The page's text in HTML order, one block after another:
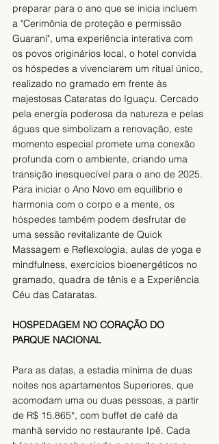
preparar para o ano que se inicia incluem
a "Cerimônia de proteção e permissão
Guarani", uma experiência interativa com
os povos originários local, o hotel convida
os hóspedes a vivenciarem um ritual único,
realizado no gramado em frente às
majestosas Cataratas do Iguaçu. Cercado
pela energia poderosa da natureza e pelas
águas que simbolizam a renovação, este
momento especial promete uma conexão
profunda com o ambiente, criando uma
transição inesquecível para o ano de 2025.
Para iniciar o Ano Novo em equilíbrio e
harmonia com o corpo e a mente, os
hóspedes também podem desfrutar de
uma sessão revitalizante de Quick
Massagem e Reflexologia, aulas de yoga e
mindfulness, exercícios bioenergéticos no
gramado, quadra de tênis e a Experiência
Céu das Cataratas.
HOSPEDAGEM NO CORAÇÃO DO
PARQUE NACIONAL
Para as datas, a estadia mínima de duas
noites nos apartamentos Superiores, que
acomodam uma ou duas pessoas, a partir
de R$ 15.865*, com buffet de café da
manhã servido no restaurante Ipê. Cada